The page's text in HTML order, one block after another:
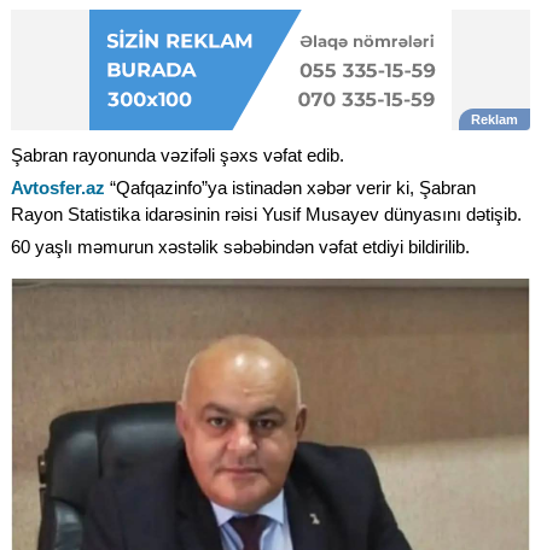
Şabran rayonunda vəzifəli şəxs vəfat edib.
Avtosfer.az “Qafqazinfo”ya istinadən xəbər verir ki, Şabran
Rayon Statistika idarəsinin rəisi Yusif Musayev dünyasını dətişib.
60 yaşlı məmurun xəstəlik səbəbindən vəfat etdiyi bildirilib.